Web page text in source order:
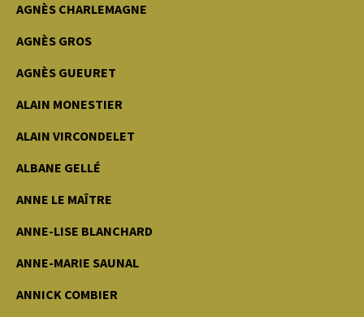
AGNÈS CHARLEMAGNE
AGNÈS GROS
AGNÈS GUEURET
ALAIN MONESTIER
ALAIN VIRCONDELET
ALBANE GELLÉ
ANNE LE MAÎTRE
ANNE-LISE BLANCHARD
ANNE-MARIE SAUNAL
ANNICK COMBIER